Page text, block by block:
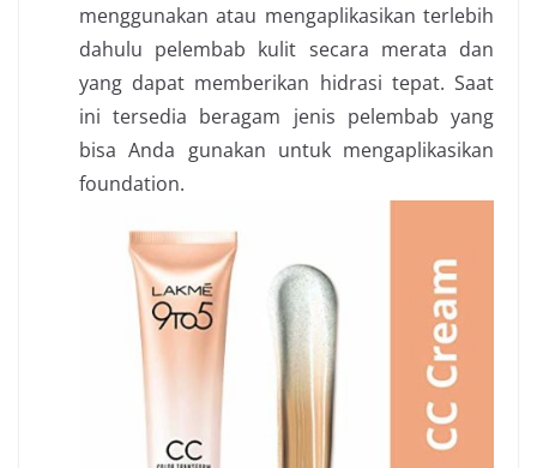
menggunakan atau mengaplikasikan terlebih
dahulu pelembab kulit secara merata dan
yang dapat memberikan hidrasi tepat. Saat
ini tersedia beragam jenis pelembab yang
bisa Anda gunakan untuk mengaplikasikan
foundation.